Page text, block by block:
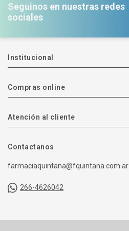
Seguinos en nuestras redes
sociales
Institucional
Compras online
Atención al cliente
Contactanos
farmaciaquintana@fquintana.com.ar
266-4626042